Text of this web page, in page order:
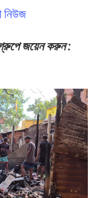
নিউজ
জয়েন করুন :